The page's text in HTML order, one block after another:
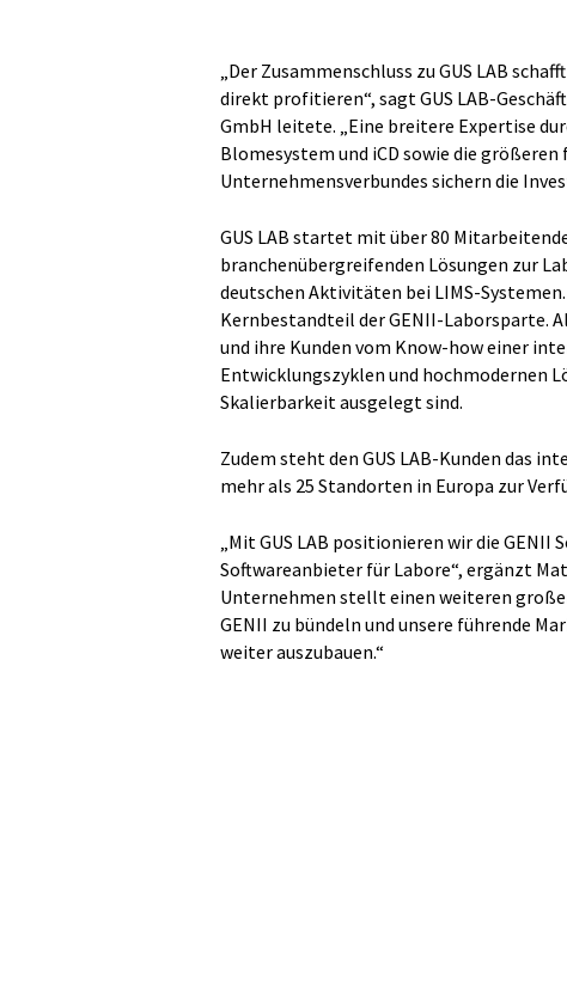
„Der Zusammenschluss zu GUS LAB
direkt profitieren“, sagt GUS LAB-
GmbH leitete. „Eine breitere Expertise
Blomesystem und iCD sowie die
Unternehmensverbundes sichern die
GUS LAB startet mit über 80
branchenübergreifenden Lösungen zur
deutschen Aktivitäten bei LIMS-
Kernbestandteil der GENII-Laborsparte.
und ihre Kunden vom Know-how einer
Entwicklungszyklen und hochmodernen
Skalierbarkeit ausgelegt sind.
Zudem steht den GUS LAB-Kunden das
mehr als 25 Standorten in Europa zur
„Mit GUS LAB positionieren wir die GENII
Softwareanbieter für Labore“, ergänzt
Unternehmen stellt einen weiteren
GENII zu bündeln und unsere führende
weiter auszubauen.“